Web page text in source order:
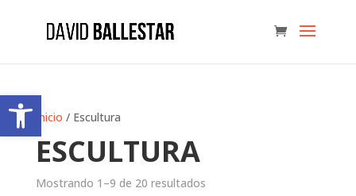
Abrir barra de herramientas
Inicio / Escultura
ESCULTURA
Mostrando 1–9 de 20 resultados